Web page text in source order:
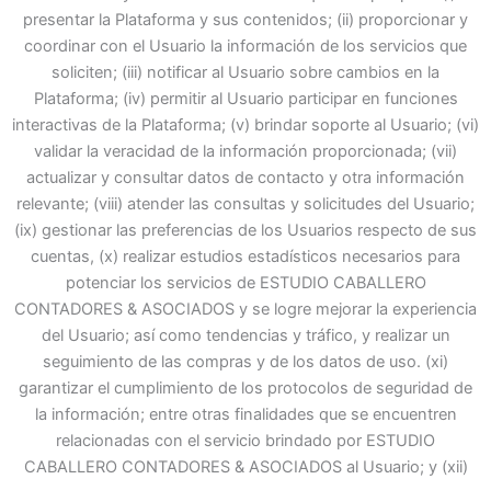
presentar la Plataforma y sus contenidos; (ii) proporcionar y
coordinar con el Usuario la información de los servicios que
soliciten; (iii) notificar al Usuario sobre cambios en la
Plataforma; (iv) permitir al Usuario participar en funciones
interactivas de la Plataforma; (v) brindar soporte al Usuario; (vi)
validar la veracidad de la información proporcionada; (vii)
actualizar y consultar datos de contacto y otra información
relevante; (viii) atender las consultas y solicitudes del Usuario;
(ix) gestionar las preferencias de los Usuarios respecto de sus
cuentas, (x) realizar estudios estadísticos necesarios para
potenciar los servicios de ESTUDIO CABALLERO
CONTADORES & ASOCIADOS y se logre mejorar la experiencia
del Usuario; así como tendencias y tráfico, y realizar un
seguimiento de las compras y de los datos de uso. (xi)
garantizar el cumplimiento de los protocolos de seguridad de
la información; entre otras finalidades que se encuentren
relacionadas con el servicio brindado por ESTUDIO
CABALLERO CONTADORES & ASOCIADOS al Usuario; y (xii)